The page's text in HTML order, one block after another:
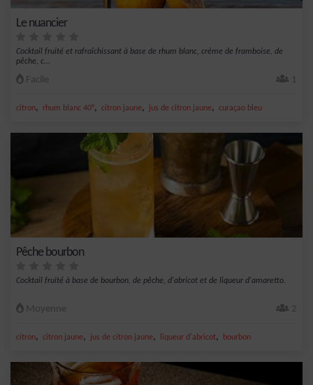
Le nuancier
Cocktail fruité et rafraîchissant à base de rhum blanc, crème de framboise, de
pêche, c...
Facile 1
citron, rhum blanc 40°, citron jaune, jus de citron jaune, curaçao bleu
Pêche bourbon
Cocktail fruité à base de bourbon, de pêche, d'abricot et de liqueur d'amaretto.
Moyenne 2
citron, citron jaune, jus de citron jaune, liqueur d'abricot, bourbon